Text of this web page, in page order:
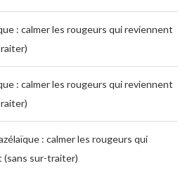
: calmer les rougeurs qui reviennent
: calmer les rougeurs qui reviennent
: calmer les rougeurs qui
(sans sur-traiter)